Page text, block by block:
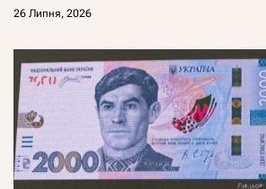
26 Липня, 2026